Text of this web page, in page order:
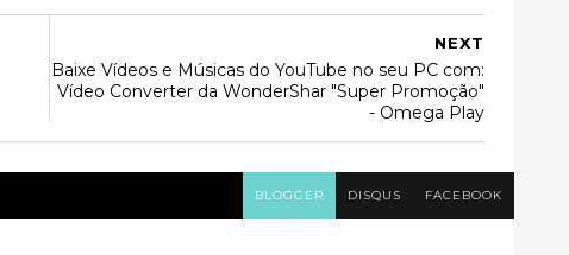
NEXT
Baixe Vídeos e Músicas do YouTube no seu PC com:
Vídeo Converter da WonderShar "Super Promoção"
- Omega Play
BLOGGER DISQUS FACEBOOK